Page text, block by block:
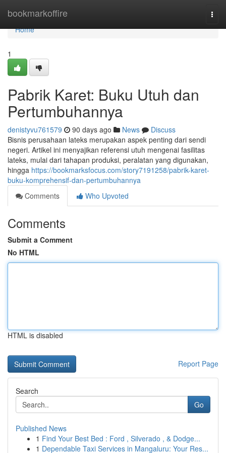
bookmarkoffire
Home
Home
1
Pabrik Karet: Buku Utuh dan
Pertumbuhannya
denistyvu761579 90 days ago News
Discuss
Bisnis perusahaan lateks merupakan aspek penting dari sendi
negeri. Artikel ini menyajikan referensi utuh mengenai fasilitas
lateks, mulai dari tahapan produksi, peralatan yang digunakan,
hingga https://bookmarksfocus.com/story7191258/pabrik-karet-
buku-komprehensif-dan-pertumbuhannya
Comments
Who Upvoted
Comments
Submit a Comment
No HTML
HTML is disabled
Report Page
Search
Go
Published News
1 Find Your Best Bed : Ford , Silverado , & Dodge...
1 Dependable Taxi Services in Mangaluru: Your Res...